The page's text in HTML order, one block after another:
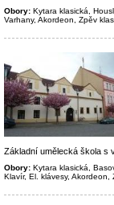
Obory: Kytara klasická,
Varhany, Akordeon, Zpěv
Základní umělecká škola s
Obory: Kytara klasická,
Klavír, El. klávesy, Akordeon,